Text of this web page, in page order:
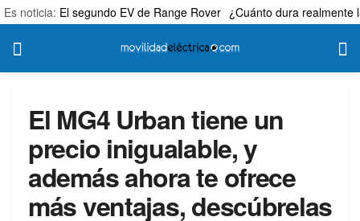
Es noticia: El segundo EV de Range Rover ¿Cuánto dura realmente
El MG4 Urban tiene un
precio inigualable, y
además ahora te ofrece
más ventajas, descúbrelas